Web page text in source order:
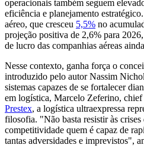
operacionais também seguem
eficiência e planejamento
aéreo, que cresceu 5,5% no
projeção positiva de 2,6% para
de lucro das companhias aéreas
Nesse contexto, ganha força o
introduzido pelo autor Nassim
sistemas capazes de se fortalecer
em logística, Marcelo Zeferino,
Prestex, a logística ultraexpressa
filosofia. "Não basta resistir às crises
competitividade quem é capaz de
tantas adversidades e imprevistos",